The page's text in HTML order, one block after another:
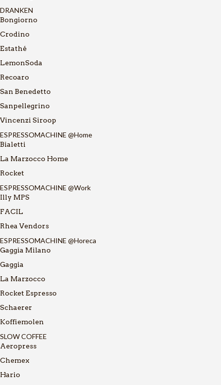
DRANKEN
Bongiorno
Crodino
Estathé
LemonSoda
Recoaro
San Benedetto
Sanpellegrino
Vincenzi Siroop
ESPRESSOMACHINE @Home
Bialetti
La Marzocco Home
Rocket
ESPRESSOMACHINE @Work
Illy MPS
FACIL
Rhea Vendors
ESPRESSOMACHINE @Horeca
Gaggia Milano
Gaggia
La Marzocco
Rocket Espresso
Schaerer
Koffiemolen
SLOW COFFEE
Aeropress
Chemex
Hario